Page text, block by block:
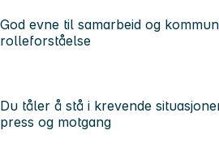
God evne til samarbeid og
rolleforståelse
Du tåler å stå i krevende
press og motgang